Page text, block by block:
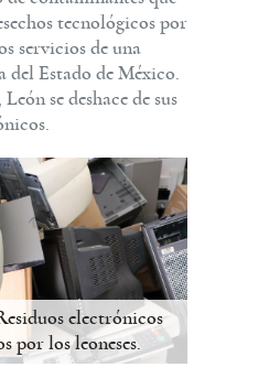
tecnológicos por
servicios de una
del Estado de México.
se deshace de sus
electrónicos
por los leoneses.